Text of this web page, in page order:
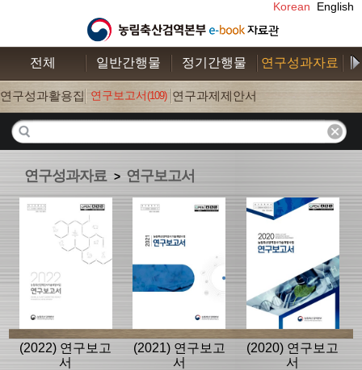
Korean English
전체 일반간행물 정기간행물 연구성과자료
연구성과활용집 (26)
연구보고서(109) 연구과제제안서
연구성과자료 > 연구보고서
(2022) 연구보고
서
(2021) 연구보고
서
(2020) 연구보고
서